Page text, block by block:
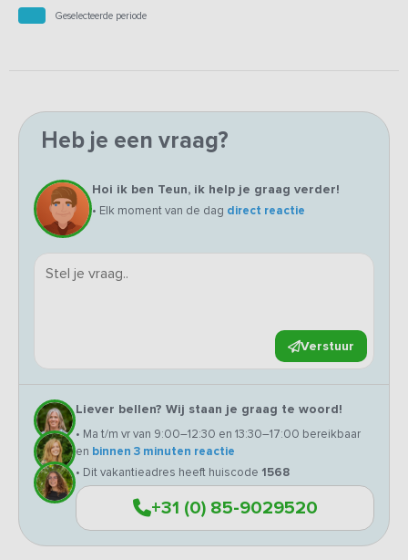
Geselecteerde periode
Heb je een vraag?
Hoi ik ben Teun, ik help je graag verder!
• Elk moment van de dag direct reactie
Verstuur
Liever bellen? Wij staan je graag te woord!
• Ma t/m vr van 9:00–12:30 en 13:30–17:00 bereikbaar
en binnen 3 minuten reactie
• Dit vakantieadres heeft huiscode 1568
+31 (0) 85-9029520